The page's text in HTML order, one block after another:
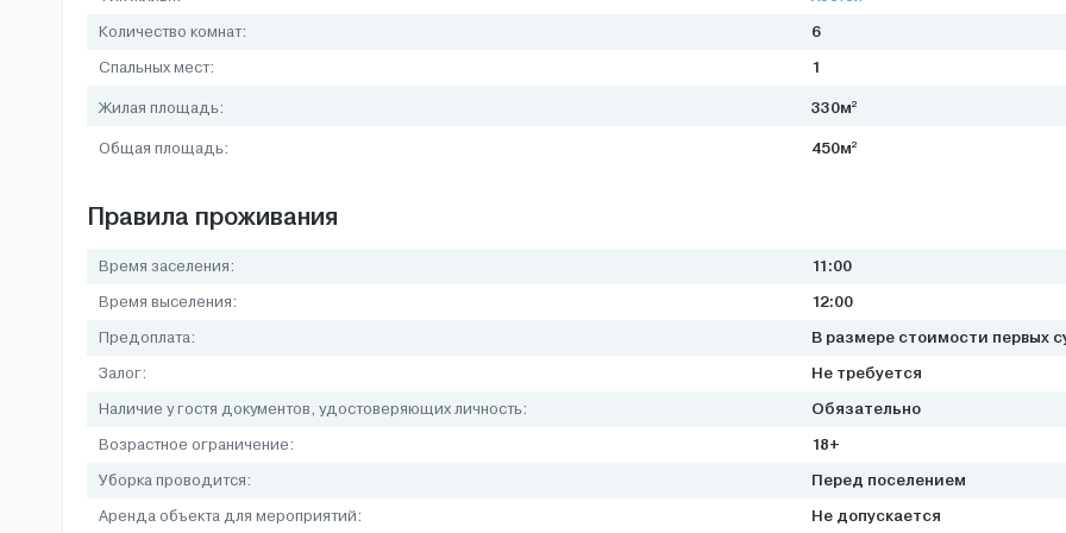
Количество комнат:
6
Спальных мест: 1
Жилая площадь: 330м2
Общая площадь: 450м2
Правила проживания
Время заселения: 11:00
Время выселения: 12:00
Предоплата: В размере стоимости первых
Залог: Не требуется
Наличие у гостя документов, удостоверяющих личность: Обязательно
Возрастное ограничение: 18+
Уборка проводится: Перед поселением
Аренда объекта для мероприятий: Не допускается